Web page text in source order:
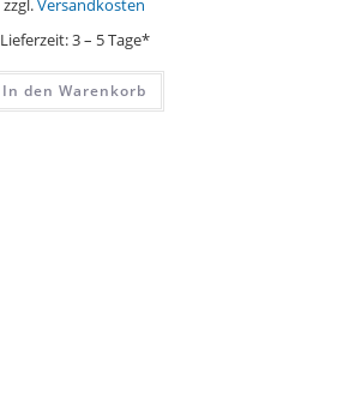
zzgl.Versandkosten
Lieferzeit:3 – 5 Tage*
In den Warenkorb